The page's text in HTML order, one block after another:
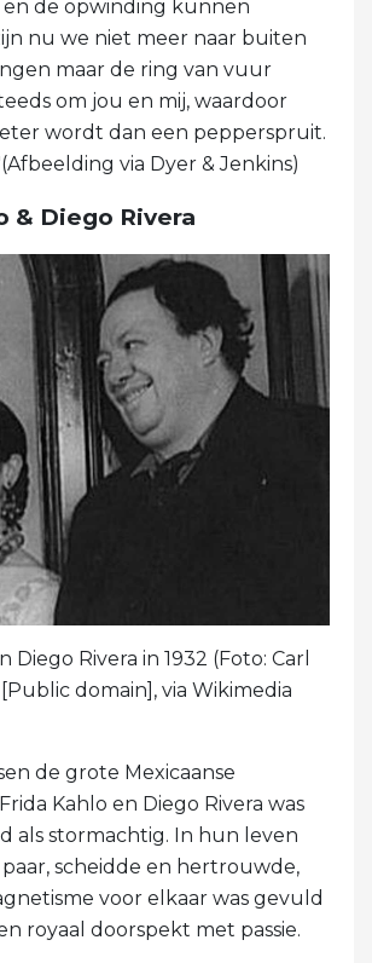
de opwinding kunnen
nu we niet meer naar buiten
maar de ring van vuur
om jou en mij, waardoor
wordt dan een pepperspruit.
via Dyer & Jenkins)
& Diego Rivera
Diego Rivera in 1932 (Foto: Carl
domain], via Wikimedia
de grote Mexicaanse
Kahlo en Diego Rivera was
als stormachtig. In hun leven
scheidde en hertrouwde,
voor elkaar was gevuld
royaal doorspekt met passie.